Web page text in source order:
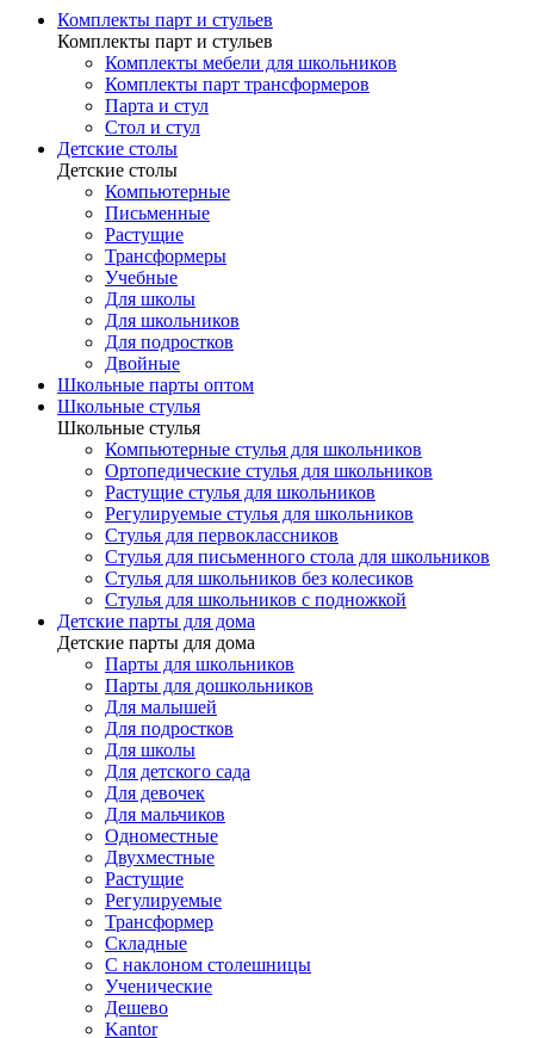
Комплекты парт и стульев
Комплекты парт и стульев
Комплекты мебели для школьников
Комплекты парт трансформеров
Парта и стул
Стол и стул
Детские столы
Детские столы
Компьютерные
Письменные
Растущие
Трансформеры
Учебные
Для школы
Для школьников
Для подростков
Двойные
Школьные парты оптом
Школьные стулья
Школьные стулья
Компьютерные стулья для школьников
Ортопедические стулья для школьников
Растущие стулья для школьников
Регулируемые стулья для школьников
Стулья для первоклассников
Стулья для письменного стола для школьников
Стулья для школьников без колесиков
Стулья для школьников с подножкой
Детские парты для дома
Детские парты для дома
Парты для школьников
Парты для дошкольников
Для малышей
Для подростков
Для школы
Для детского сада
Для девочек
Для мальчиков
Одноместные
Двухместные
Растущие
Регулируемые
Трансформер
Складные
С наклоном столешницы
Ученические
Дешево
Kantor